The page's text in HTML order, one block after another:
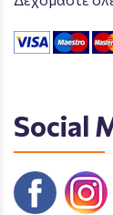
Social